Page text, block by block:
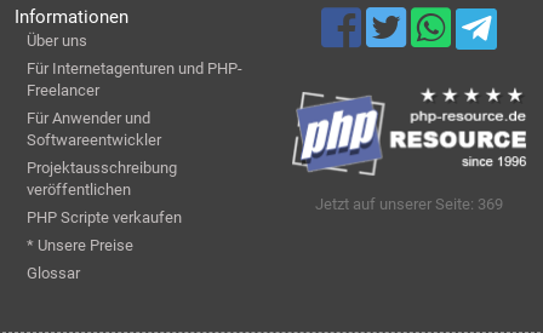
Informationen
Über uns
Für Internetagenturen und PHP-
Freelancer
Für Anwender und
Softwareentwickler
Projektausschreibung
veröffentlichen
PHP Scripte verkaufen
* Unsere Preise
Glossar
Jetzt auf unserer Seite: 369